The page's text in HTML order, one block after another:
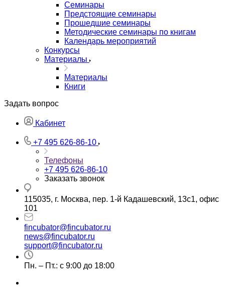
Семинары
Предстоящие семинары
Прошедшие семинары
Методические семинары по книгам
Календарь мероприятий
Конкурсы
Материалы
Материалы
Книги
Задать вопрос
Кабинет
+7 495 626-86-10
Телефоны
+7 495 626-86-10
Заказать звонок
115035, г. Москва, пер. 1-й Кадашевский, 13с1, офис
101
fincubator@fincubator.ru
news@fincubator.ru
support@fincubator.ru
Пн. – Пт.: с 9:00 до 18:00